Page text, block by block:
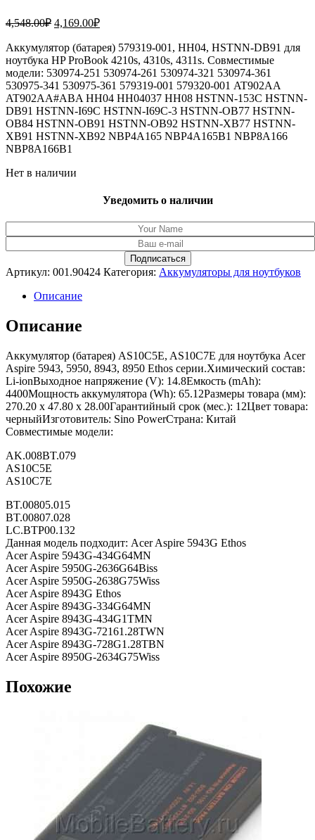
4,548.00₽ Первоначальная
составляла
4,548.00₽.
4,169.00₽Текущая
4,169.00₽.
Аккумулятор (батарея) 579319-001, HH04, HSTNN-DB91 для
ноутбука HP ProBook 4210s, 4310s, 4311s. Совместимые
модели: 530974-251 530974-261 530974-321 530974-361
530975-341 530975-361 579319-001 579320-001 AT902AA
AT902AA#ABA HH04 HH04037 HH08 HSTNN-153C HSTNN-
DB91 HSTNN-I69C HSTNN-I69C-3 HSTNN-OB77 HSTNN-
OB84 HSTNN-OB91 HSTNN-OB92 HSTNN-XB77 HSTNN-
XB91 HSTNN-XB92 NBP4A165 NBP4A165B1 NBP8A166
NBP8A166B1
Нет в наличии
Уведомить о наличии
Артикул: 001.90424 Категория: Аккумуляторы для ноутбуков
Описание
Описание
Аккумулятор (батарея) AS10C5E, AS10C7E для ноутбука Acer
Aspire 5943, 5950, 8943, 8950 Ethos серии.Химический состав:
Li-ionВыходное напряжение (V): 14.8Емкость (mAh):
4400Мощность аккумулятора (Wh): 65.12Размеры товара (мм):
270.20 x 47.80 x 28.00Гарантийный срок (мес.): 12Цвет товара:
черныйИзготовитель: Sino PowerСтрана: Китай
Совместимые модели:
AK.008BT.079
AS10C5E
AS10C7E
BT.00805.015
BT.00807.028
LC.BTP00.132
Данная модель подходит: Acer Aspire 5943G Ethos
Acer Aspire 5943G-434G64MN
Acer Aspire 5950G-2636G64Biss
Acer Aspire 5950G-2638G75Wiss
Acer Aspire 8943G Ethos
Acer Aspire 8943G-334G64MN
Acer Aspire 8943G-434G1TMN
Acer Aspire 8943G-72161.28TWN
Acer Aspire 8943G-728G1.28TBN
Acer Aspire 8950G-2634G75Wiss
Похожие